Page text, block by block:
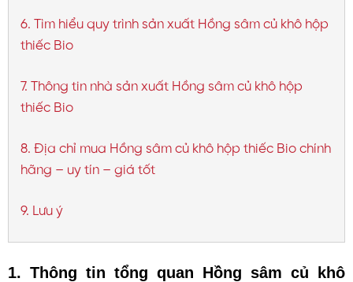
6. Tìm hiểu quy trình sản xuất Hồng sâm củ khô hộp
thiếc Bio
7. Thông tin nhà sản xuất Hồng sâm củ khô hộp
thiếc Bio
8. Địa chỉ mua Hồng sâm củ khô hộp thiếc Bio chính
hãng – uy tín – giá tốt
9. Lưu ý
1. Thông tin tổng quan Hồng sâm củ khô